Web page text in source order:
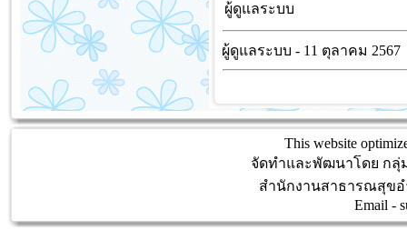
ผู้ดูแลระบบ
ผู้ดูแลระบบ - 11 ตุลาคม 2567
This website
จัดทำและพัฒนาโดย ก
สำนักงานสาธารณสุขอ
Email -